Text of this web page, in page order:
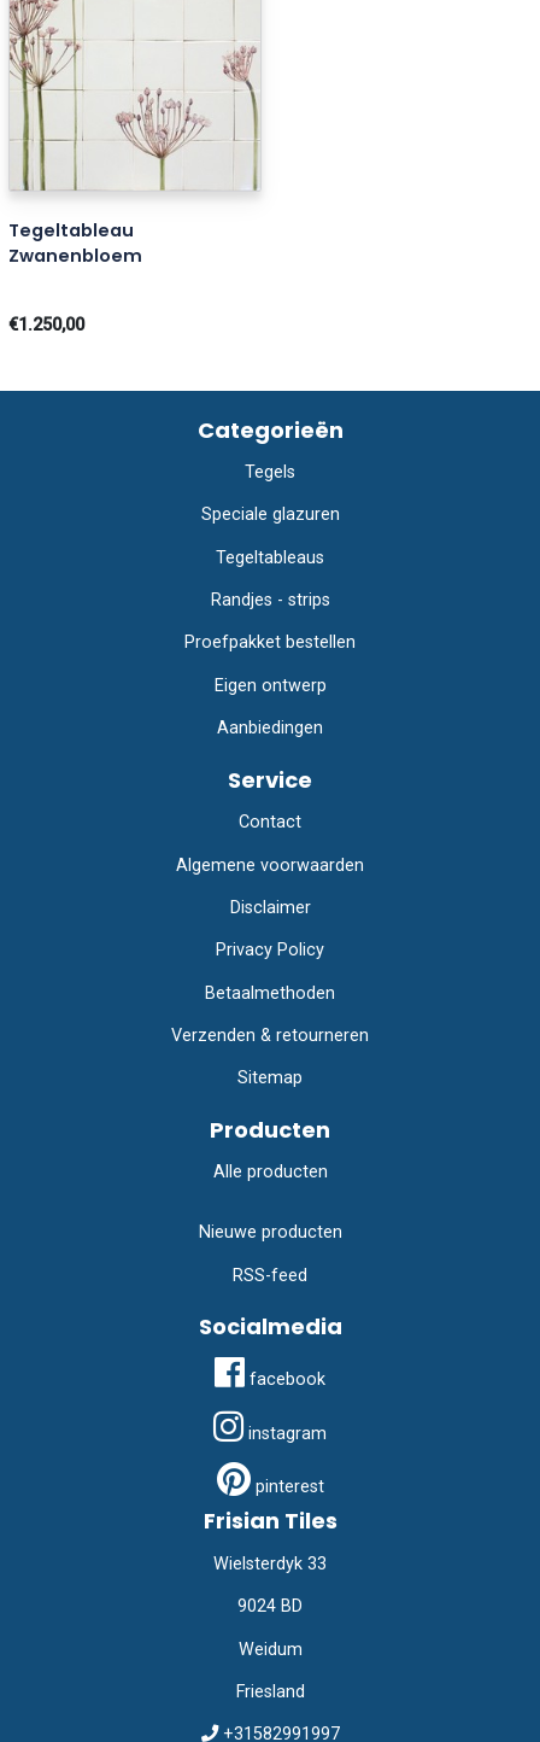
Tegeltableau
Zwanenbloem
€1.250,00
Categorieën
Tegels
Speciale glazuren
Tegeltableaus
Randjes - strips
Proefpakket bestellen
Eigen ontwerp
Aanbiedingen
Service
Contact
Algemene voorwaarden
Disclaimer
Privacy Policy
Betaalmethoden
Verzenden & retourneren
Sitemap
Producten
Alle producten
Nieuwe producten
RSS-feed
Socialmedia
facebook
instagram
pinterest
Frisian Tiles
Wielsterdyk 33
9024 BD
Weidum
Friesland
+31582991997